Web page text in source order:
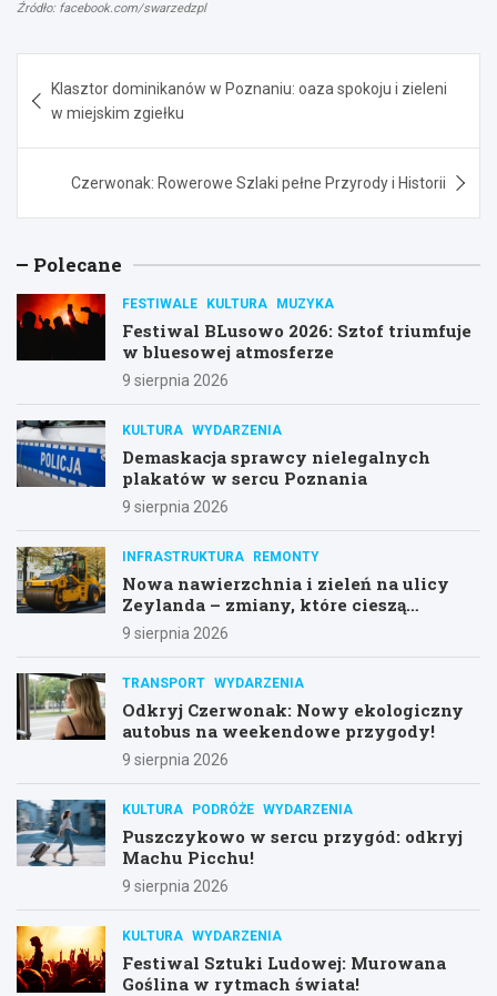
Źródło: facebook.com/swarzedzpl
wpisu
Klasztor dominikanów w Poznaniu: oaza spokoju i zieleni
w miejskim zgiełku
Czerwonak: Rowerowe Szlaki pełne Przyrody i Historii
Polecane
FESTIWALE KULTURA MUZYKA
Festiwal BLusowo 2026: Sztof triumfuje
w bluesowej atmosferze
9 sierpnia 2026
KULTURA WYDARZENIA
Demaskacja sprawcy nielegalnych
plakatów w sercu Poznania
9 sierpnia 2026
INFRASTRUKTURA REMONTY
Nowa nawierzchnia i zieleń na ulicy
Zeylanda – zmiany, które cieszą
mieszkańców
9 sierpnia 2026
TRANSPORT WYDARZENIA
Odkryj Czerwonak: Nowy ekologiczny
autobus na weekendowe przygody!
9 sierpnia 2026
KULTURA PODRÓŻE WYDARZENIA
Puszczykowo w sercu przygód: odkryj
Machu Picchu!
9 sierpnia 2026
KULTURA WYDARZENIA
Festiwal Sztuki Ludowej: Murowana
Goślina w rytmach świata!